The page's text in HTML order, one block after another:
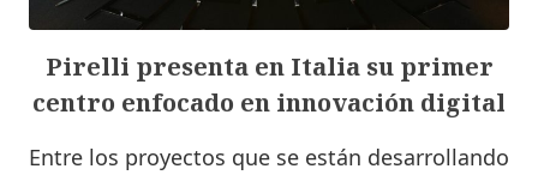
Pirelli presenta en Italia su primer
centro enfocado en innovación digital
Entre los proyectos que se están desarrollando